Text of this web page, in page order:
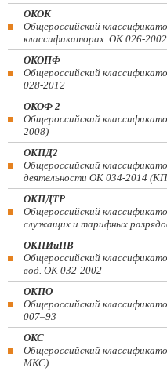
ОКОК
Общероссийский
классификаторах. ОК 026-2002
ОКОПФ
Общероссийский
028-2012
ОКОФ 2
Общероссийский
2008)
ОКПД2
Общероссийский
деятельности ОК 034-2014
ОКПДТР
Общероссийский
служащих и тарифных
ОКПИиПВ
Общероссийский
вод. ОК 032-2002
ОКПО
Общероссийский
007–93
ОКС
Общероссийский
МКС)